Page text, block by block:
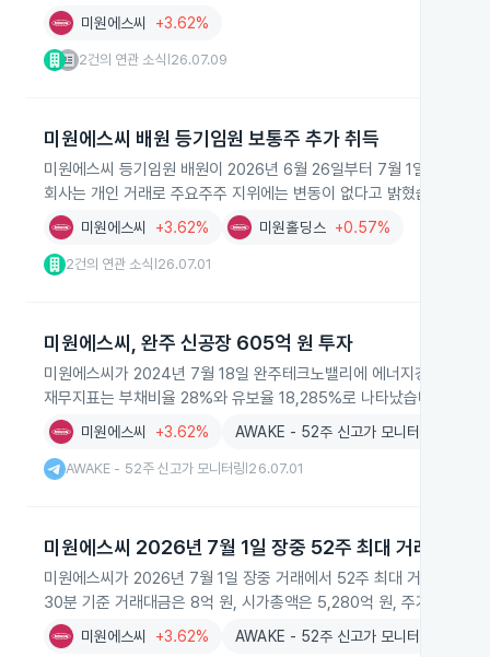
미원에스씨 +3.62%
2건의 연관 소식 26.07.09
미원에스씨 배원 등기임원 보통주 추가 취득
미원에스씨 등기임원 배원이 2026년 6월 26일부터 7월 1일까지
회사는 개인 거래로 주요주주 지위에는 변동이 없다고 밝혔습니다.
미원에스씨 +3.62% 미원홀딩스 +0.57%
2건의 연관 소식 26.07.01
미원에스씨, 완주 신공장 605억 원 투자
미원에스씨가 2024년 7월 18일 완주테크노밸리에 에너지경화수지
재무지표는 부채비율 28%와 유보율 18,285%로 나타났습니다.
미원에스씨 +3.62% AWAKE - 52주 신고가 모니터링
AWAKE - 52주 신고가 모니터링 26.07.01
미원에스씨 2026년 7월 1일 장중 52주 최대 거래량 경신
미원에스씨가 2026년 7월 1일 장중 거래에서 52주 최대 거래량을 경
30분 기준 거래대금은 8억 원, 시가총액은 5,280억 원, 주가는
미원에스씨 +3.62% AWAKE - 52주 신고가 모니터링